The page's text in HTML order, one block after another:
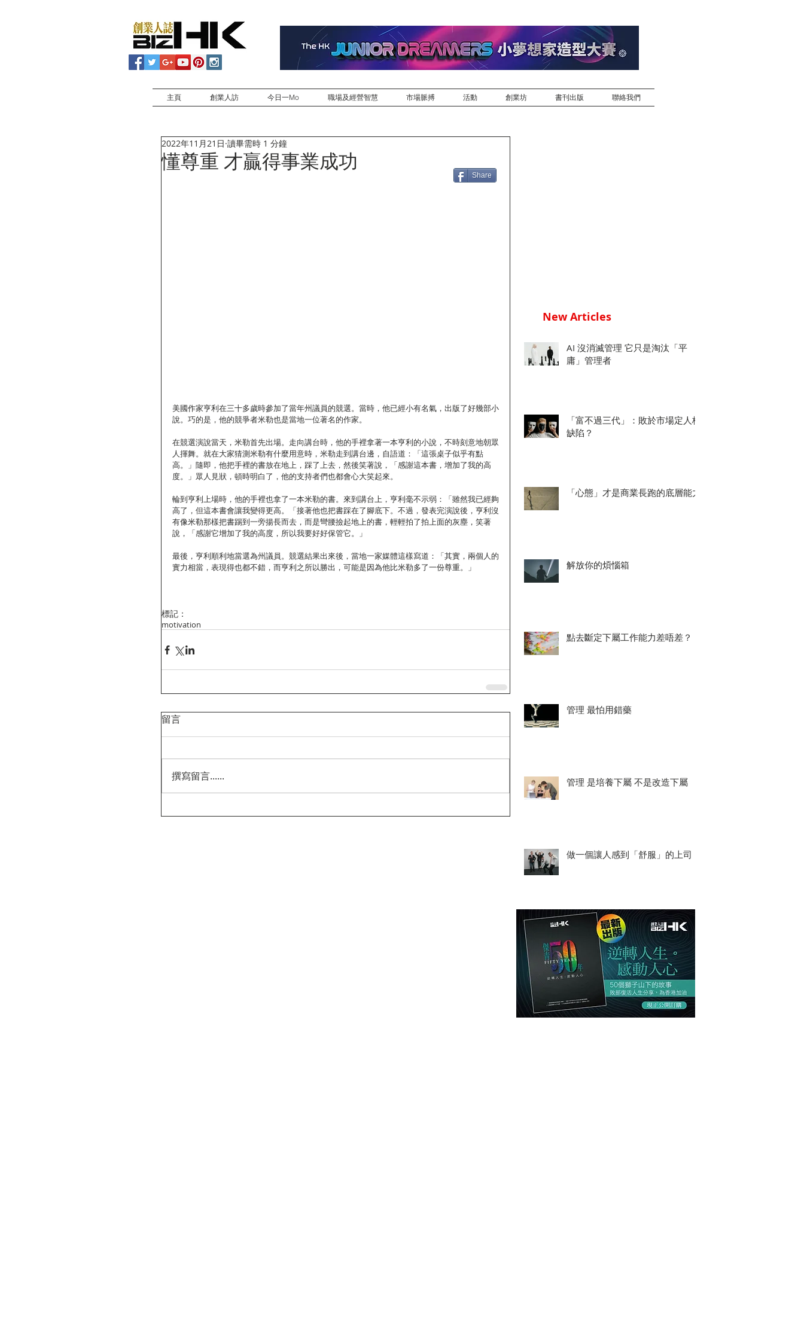
主頁 創業人訪 今日一Mo 職場及經營智慧 市場脈搏 活動 創業坊 書刊出版 聯絡我們
懂尊重 才贏得事業成功
2022年11月21日 讀畢需時 1 分鐘
美國作家亨利在三十多歲時參加了當年州議員的競選。當時，他已經小有名氣，出版了好幾部小
說。巧的是，他的競爭者米勒也是當地一位著名的作家。
在競選演說當天，米勒首先出場。走向講台時，他的手裡拿著一本亨利的小說，不時刻意地朝眾
人揮舞。就在大家猜測米勒有什麼用意時，米勒走到講台邊，自語道：「這張桌子似乎有點
高。」隨即，他把手裡的書放在地上，踩了上去，然後笑著說，「感謝這本書，增加了我的高
度。」眾人見狀，頓時明白了，他的支持者們也都會心大笑起來。
輪到亨利上場時，他的手裡也拿了一本米勒的書。來到講台上，亨利毫不示弱：「雖然我已經夠
高了，但這本書會讓我變得更高。「接著他也把書踩在了腳底下。不過，發表完演說後，亨利沒
有像米勒那樣把書踢到一旁揚長而去，而是彎腰撿起地上的書，輕輕拍了拍上面的灰塵，笑著
說，「感謝它增加了我的高度，所以我要好好保管它。」
最後，亨利順利地當選為州議員。競選結果出來後，當地一家媒體這樣寫道：「其實，兩個人的
實力相當，表現得也都不錯，而亨利之所以勝出，可能是因為他比米勒多了一份尊重。」
標記：
motivation
留言
撰寫留言......
Share
New Articles
AI 沒消滅管理 它只是淘汰「平
庸」管理者
「富不過三代」：敗於市場定人格
缺陷？
「心態」才是商業長跑的底層能力
解放你的煩惱箱
點去斷定下屬工作能力差唔差？
管理 最怕用錯藥
管理 是培養下屬 不是改造下屬
做一個讓人感到「舒服」的上司